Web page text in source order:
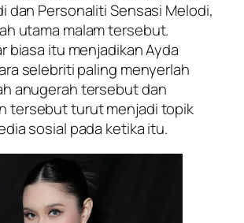
dan Personaliti Sensasi Melodi,
utama malam tersebut.
biasa itu menjadikan Ayda
selebriti paling menyerlah
anugerah tersebut dan
tersebut turut menjadi topik
sosial pada ketika itu.